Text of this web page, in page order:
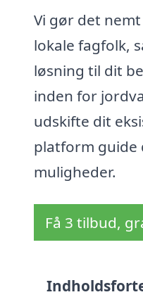
Vi gør det
lokale fagfolk,
løsning til dit
inden for
udskifte dit
platform guide
muligheder.
Få 3 tilbud,